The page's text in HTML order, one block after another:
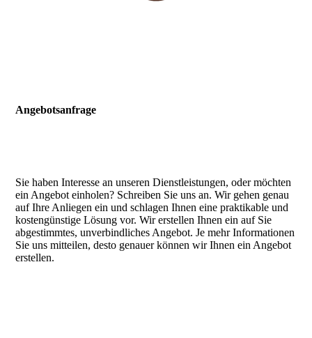
Angebotsanfrage
Sie haben Interesse an unseren Dienstleistungen, oder möchten
ein Angebot einholen? Schreiben Sie uns an. Wir gehen genau
auf Ihre Anliegen ein und schlagen Ihnen eine praktikable und
kostengünstige Lösung vor. Wir erstellen Ihnen ein auf Sie
abgestimmtes, unverbindliches Angebot. Je mehr Informationen
Sie uns mitteilen, desto genauer können wir Ihnen ein Angebot
erstellen.